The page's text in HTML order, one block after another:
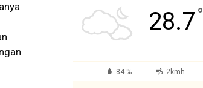
28.7°
84 % 2kmh